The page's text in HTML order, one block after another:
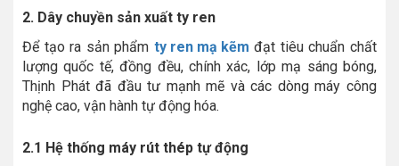
2. Dây chuyền sản xuất ty ren
Để tạo ra sản phẩm ty ren mạ kẽm đạt tiêu chuẩn chất
lượng quốc tế, đồng đều, chính xác, lớp mạ sáng bóng,
Thịnh Phát đã đầu tư mạnh mẽ và các dòng máy công
nghệ cao, vận hành tự động hóa.
2.1 Hệ thống máy rút thép tự động